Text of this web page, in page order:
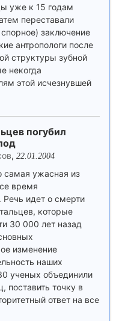
уже к 15 годам
переставали
заключение
антропологи после
структуры зубной
некогда
этой исчезнувшей
погубил
, 22.01.2004
самая ужасная из
время
идет о смерти
которые
30 000 лет назад
изменение
наших
ученых объединили
поставить точку в
ответ на все